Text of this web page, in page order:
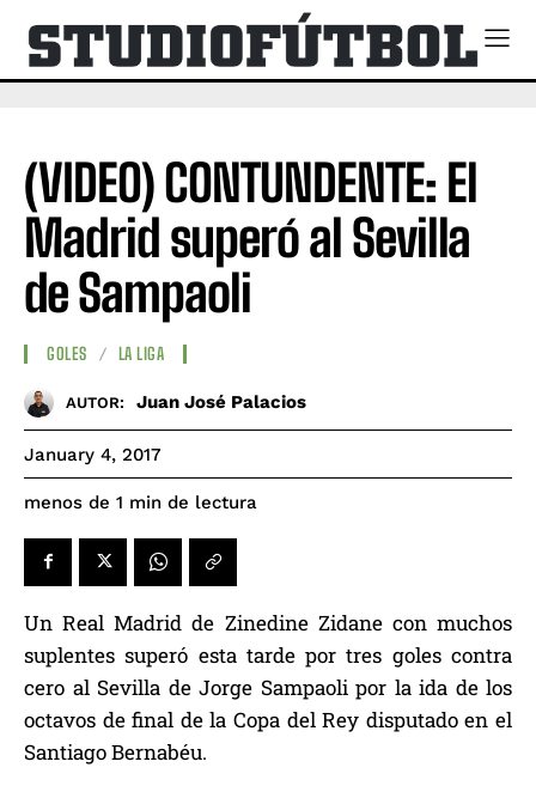
(VIDEO) CONTUNDENTE: El
Madrid superó al Sevilla
de Sampaoli
GOLES LA LIGA
AUTOR: Juan José Palacios
January 4, 2017
menos de 1 min de lectura
Un Real Madrid de Zinedine Zidane con muchos
suplentes superó esta tarde por tres goles contra
cero al Sevilla de Jorge Sampaoli por la ida de los
octavos de final de la Copa del Rey disputado en el
Santiago Bernabéu.